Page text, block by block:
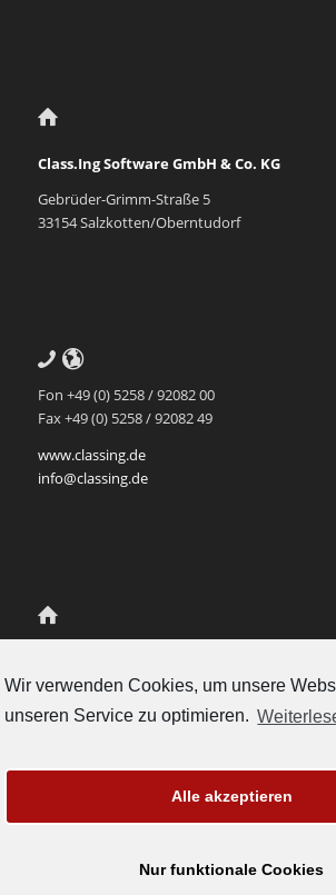
Wir verwenden Cookies, um unsere
unseren Service zu optimieren.
Alle akzeptieren
Nur funktionale Cookies
Class.Ing Software GmbH & Co. KG
Gebrüder-Grimm-Straße 5
33154 Salzkotten/Oberntudorf
Fon +49 (0) 5258 / 92082 00
Fax +49 (0) 5258 / 92082 49
www.classing.de
info@classing.de
für Mediendatenmanagement
Scherenschlich und Rukavina
Gubelstrasse 12
Tel. +41-41-5112558